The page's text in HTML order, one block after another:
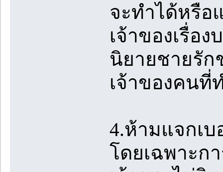
จะทำได้หรือ
เจ้าของเรื่อ
นิยายชายรัก
เจ้าของคนที่
4.ห้ามแจกเบ
โดยเฉพาะก